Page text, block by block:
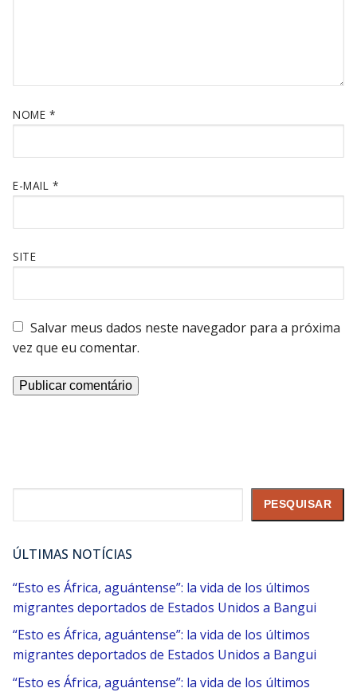
NOME *
E-MAIL *
SITE
Salvar meus dados neste navegador para a próxima
vez que eu comentar.
PESQUISAR
ÚLTIMAS NOTÍCIAS
“Esto es África, aguántense”: la vida de los últimos
migrantes deportados de Estados Unidos a Bangui
“Esto es África, aguántense”: la vida de los últimos
migrantes deportados de Estados Unidos a Bangui
“Esto es África, aguántense”: la vida de los últimos